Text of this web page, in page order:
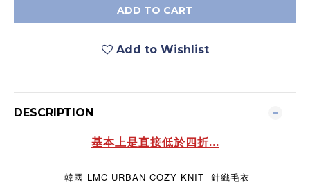
ADD TO CART
Add to Wishlist
DESCRIPTION
基本上是直接低於四折...
韓國 LMC URBAN COZY KNIT 針織毛衣